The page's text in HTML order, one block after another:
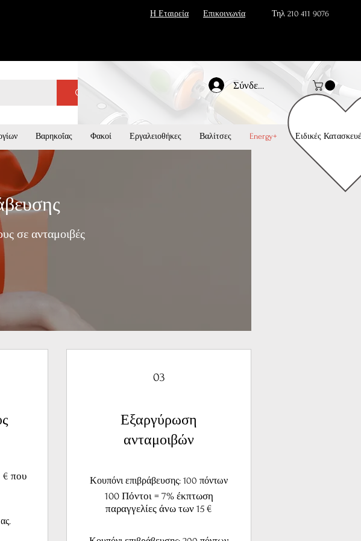
Η Εταιρεία Επικοινωνία Τηλ 210 411 9076
Σύνδεση
Βαρηκοΐας Φακοί Εργαλειοθήκες Βαλίτσες Energy+ Ειδικές
σε ανταμοιβές
€ που
03
Εξαργύρωση
ανταμοιβών
Κουπόνι επιβράβευσης: 100 πόντων
100 Πόντοι = 7% έκπτωση
παραγγελίες άνω των 15 €